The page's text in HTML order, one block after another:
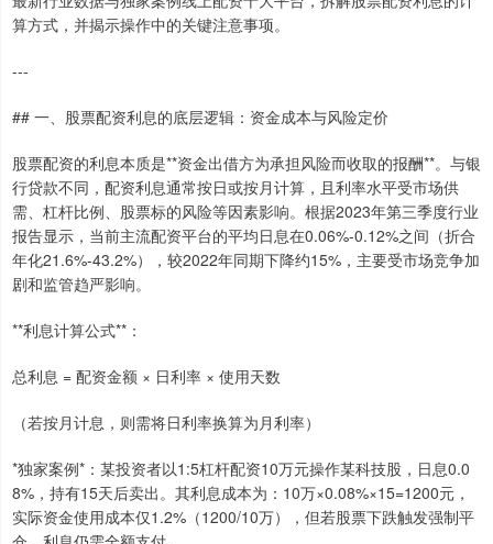
算方式，并揭示操作中的关键注意事项。
---
## 一、股票配资利息的底层逻辑：资金成本与风险定价
股票配资的利息本质是**资金出借方为承担风险而收取的报酬**。与银
行贷款不同，配资利息通常按日或按月计算，且利率水平受市场供
需、杠杆比例、股票标的风险等因素影响。根据2023年第三季度行业
报告显示，当前主流配资平台的平均日息在0.06%-0.12%之间（折合
年化21.6%-43.2%），较2022年同期下降约15%，主要受市场竞争加
剧和监管趋严影响。
**利息计算公式**：
总利息 = 配资金额 × 日利率 × 使用天数
（若按月计息，则需将日利率换算为月利率）
*独家案例*：某投资者以1:5杠杆配资10万元操作某科技股，日息0.0
8%，持有15天后卖出。其利息成本为：10万×0.08%×15=1200元，
实际资金使用成本仅1.2%（1200/10万），但若股票下跌触发强制平